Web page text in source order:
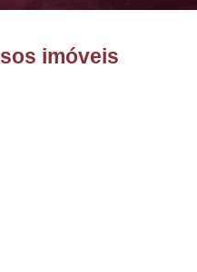
imóveis